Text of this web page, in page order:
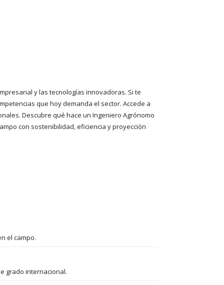
y las tecnologías innovadoras. Si te
que hoy demanda el sector. Accede a
Descubre qué hace un Ingeniero Agrónomo
con sostenibilidad, eficiencia y proyección
el campo.
grado internacional.